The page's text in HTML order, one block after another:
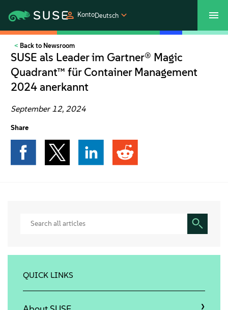
KontoDeutsch
SUSECON 2027
Produkte
Lösungen
Support und Services
Downloads
Back to Newsroom
SUSE als Leader im Gartner® Magic
Quadrant™ für Container Management
2024 anerkannt
September 12, 2024
Share
QUICK LINKS